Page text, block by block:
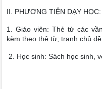
II. PHƯƠNG TIỆN DẠY HỌC:
1. Giáo viên: Thẻ từ các
kèm theo thẻ từ; tranh chủ đề.
2. Học sinh: Sách học sinh,